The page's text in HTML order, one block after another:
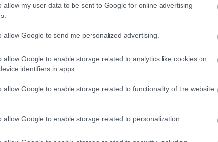
allow my user data to be sent to Google for online advertising
allow Google to send me personalized advertising.
allow Google to enable storage related to analytics like cookies on
identifiers in apps.
allow Google to enable storage related to functionality of the website
allow Google to enable storage related to personalization.
της Ρωσίας, χερσαίες, ναυτικές και εναέριες,
Όπως αναφέραν τότε πηγές του
Άμυνας από την Μόσχα στο defencenet.ru «
για να αντιμετωπίσουμε τις προκλήσεις
της χώρας και όταν λέμε σε όλα τα επίπεδα,
απόλυτα»
είναι έτοιμη να εξαπολύσει 6.500 πυρηνικά
της και έχουν κλειδώσει 300 στόχοι σε
Υόρκη, Ουάσιγκτον, Σικάγο, Λος Άντζελες,